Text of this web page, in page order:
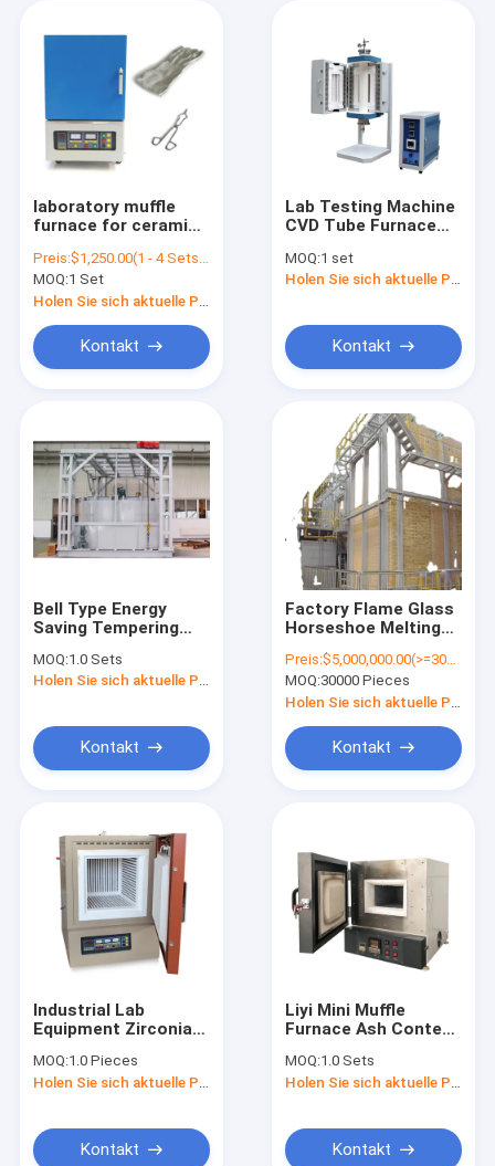
Nach Hause
Produits
Kontakt
Labormuffelofen
laboratory muffle
furnace for ceramic
degree heat
treatment laboratory
muffle furnace for
agglomeration
Preis:$1,250.00(1 - 4 Sets) $1,230.00(>=5 Sets)
MOQ:1 Set
Kontakt
Lab Testing Machine
CVD Tube Furnace
O.D.100*1000mm/300mm
MOQ:1 set
Holen Sie sich aktuelle Preis
Kontakt
Bell Type Energy
Saving Tempering
Standardize
Quenching
Treatment
MOQ:1.0 Sets
Holen Sie sich aktuelle Preis
Kontakt
Factory Flame Glass
Horseshoe Melting
Furance
Preis:$5,000,000.00(>=30000 Pieces)
MOQ:30000 Pieces
Kontakt
Industrial Lab
Equipment Zirconia
Electric Sintering
Laboratory Muffle
MOQ:1.0 Pieces
Kontakt
Liyi Mini Muffle
Furnace Ash Content
Equipment 1000
Degree Furnace
MOQ:1.0 Sets
Kontakt